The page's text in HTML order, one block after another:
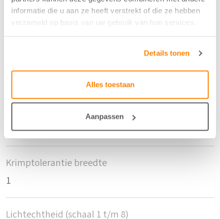
informatie die u aan ze heeft verstrekt of die ze hebben
verzameld op basis van uw gebruik van hun services.
Details tonen
Alles toestaan
Aanpassen
Breedte/hoogte
320 cm
Krimptolerantie hoogte
Krimptolerantie breedte
1
Lichtechtheid (schaal 1 t/m 8)